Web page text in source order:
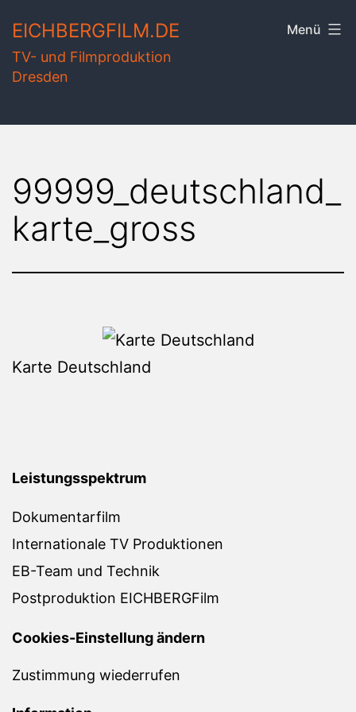
Inhalt
springen
EICHBERGFILM.DE
TV- und Filmproduktion
Dresden
Menü
99999_deutschland_
karte_gross
Karte Deutschland
Leistungsspektrum
Dokumentarfilm
Internationale TV Produktionen
EB-Team und Technik
Postproduktion EICHBERGFilm
Cookies-Einstellung ändern
Zustimmung wiederrufen